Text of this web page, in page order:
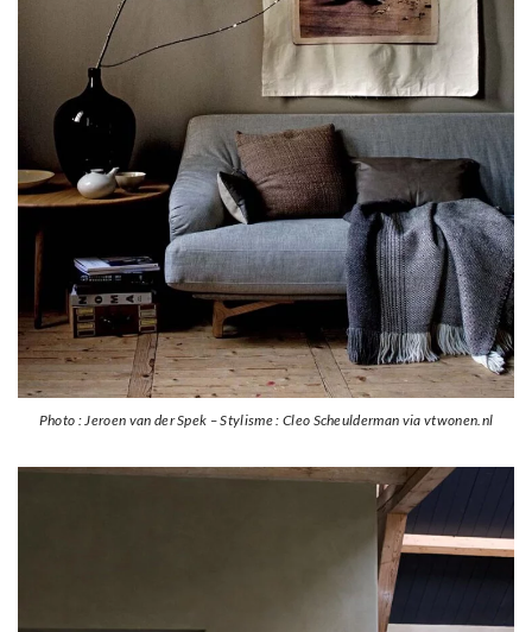
Photo : Jeroen van der Spek – Stylisme : Cleo Scheulderman via vtwonen.nl